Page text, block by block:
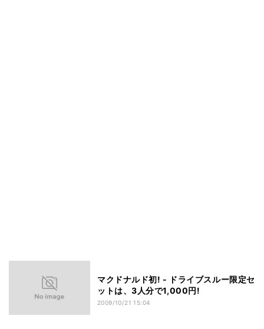
マクドナルド初! - ドライブスルー限定セ
ットは、3人分で1,000円!
2009/10/21 15:04